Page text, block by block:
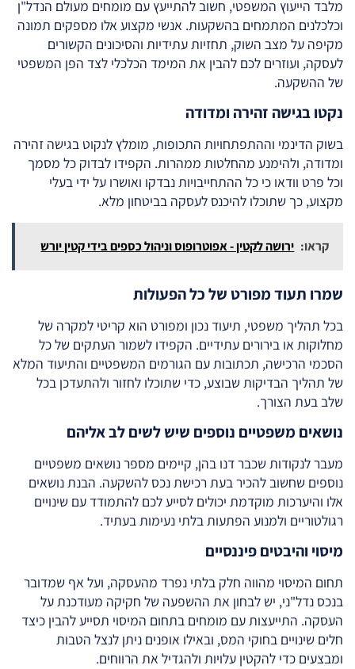
מלבד הייעוץ המשפטי, חשוב להתייעץ עם מומחים מעולם הנדל"ן
וכלכלנים המתמחים בהשקעות. אנשי מקצוע אלו מספקים תמונה
מקיפה על מצב השוק, תחזיות עתידיות והסיכונים הקשורים
לעסקה, ועוזרים לכם להבין את המימד הכלכלי לצד הפן המשפטי
של ההשקעה.
נקטו בגישה זהירה ומדודה
בשוק הדינמי וההתפתחויות התכופות, מומלץ לנקוט בגישה זהירה
ומדודה, ולהימנע מהחלטות ממהרות. הקפידו לבדוק כל מסמך
וכל פרט וודאו כי כל ההתחייבויות נבדקו ואושרו על ידי בעלי
מקצוע, כך שתוכלו להיכנס לעסקה בביטחון מלא.
קראו: ירושה לקטין - אפוטרופוס וניהול כספים בידי קטין יורש
שמרו תעוד מפורט של כל הפעולות
בכל תהליך משפטי, תיעוד נכון ומפורט הוא קריטי למקרה של
מחלוקות או בירורים עתידיים. הקפידו לשמור העתקים של כל
הסכמי הרכישה, תכתובות עם הגורמים המשפטיים והתיעוד המלא
של תהליך הבדיקות שבוצע, כדי שתוכלו לחזור ולהתעדכן בכל
שלב בעת הצורך.
נושאים משפטיים נוספים שיש לשים לב אליהם
מעבר לנקודות שכבר דנו בהן, קיימים מספר נושאים משפטיים
נוספים שחשוב להכיר בעת רכישת נכס להשקעה. הבנת נושאים
אלו והיערכות מוקדמת יכולים לסייע לכם להתמודד עם שינויים
רגולטוריים ולמנוע הפתעות בלתי נעימות בעתיד.
מיסוי והיבטים פיננסיים
תחום המיסוי מהווה חלק בלתי נפרד מהעסקה, ועל אף שמדובר
בנכס נדל"ני, יש לבחון את ההשפעה של חקיקה מעודכנת על
העסקה. התייעצות עם מומחים בתחום המיסוי תסייע להבין כיצד
חלים שינויים בחוקי המס, ובאילו אופנים ניתן לנצל הטבות
ומבצעים כדי להקטין עלויות ולהגדיל את הרווחים.